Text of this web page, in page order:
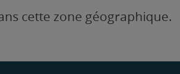
cette zone géographique.